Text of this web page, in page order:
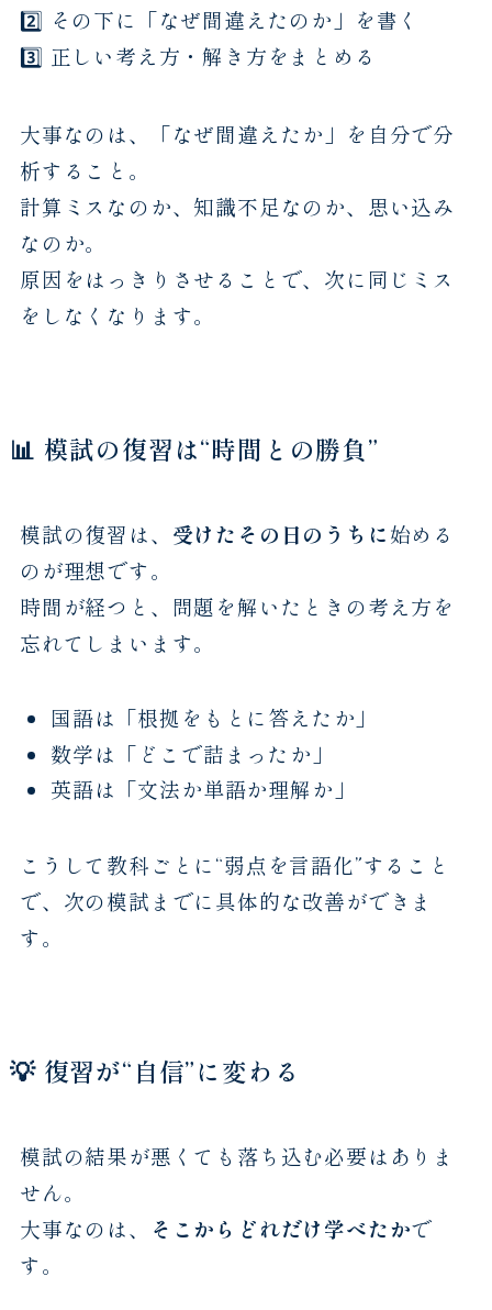
2️⃣ その下に「なぜ間違えたのか」を書く
3️⃣ 正しい考え方・解き方をまとめる
大事なのは、「なぜ間違えたか」を自分で分
析すること。
計算ミスなのか、知識不足なのか、思い込み
なのか。
原因をはっきりさせることで、次に同じミス
をしなくなります。
📊 模試の復習は“時間との勝負”
模試の復習は、 受けたその日のうちに始める
のが理想です。
時間が経つと、問題を解いたときの考え方を
忘れてしまいます。
国語は「根拠をもとに答えたか」
数学は「どこで詰まったか」
英語は「文法か単語か理解か」
こうして教科ごとに“弱点を言語化”すること
で、次の模試までに具体的な改善ができま
す。
💡 復習が“自信”に変わる
模試の結果が悪くても落ち込む必要はありま
せん。
大事なのは、
そこからどれだけ学べたかで
す。